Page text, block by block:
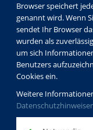
Browser speichert
genannt wird. Wenn
sendet Ihr Browser
wurden als
um sich
Benutzers
Cookies ein.
Weitere